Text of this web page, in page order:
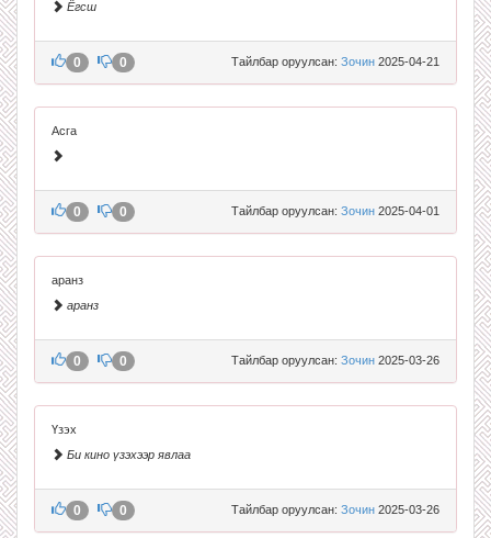
Ёгсш
Тайлбар оруулсан: Зочин 2025-04-21
0 0
Асга
Тайлбар оруулсан: Зочин 2025-04-01
0 0
аранз
аранз
Тайлбар оруулсан: Зочин 2025-03-26
0 0
Үзэх
Би кино үзэхээр явлаа
Тайлбар оруулсан: Зочин 2025-03-26
0 0